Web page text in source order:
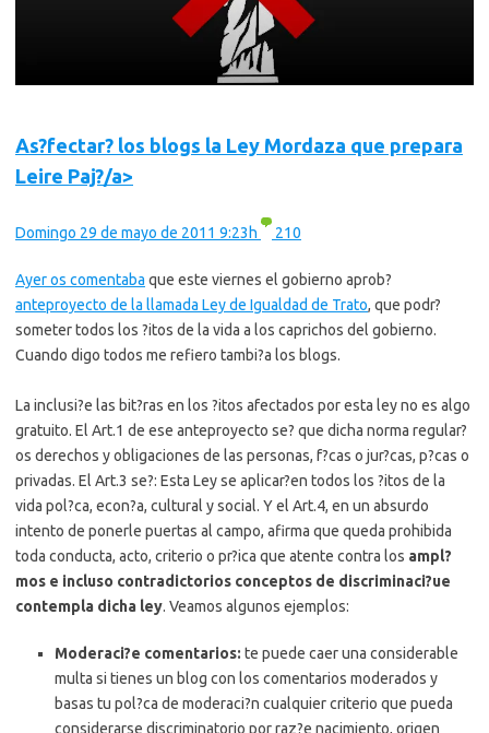
As?fectar? los blogs la Ley Mordaza que prepara
Leire Paj?/a>
Domingo 29 de mayo de 2011 9:23h 210
Ayer os comentaba que este viernes el gobierno aprob?
anteproyecto de la llamada Ley de Igualdad de Trato, que podr?
someter todos los ?itos de la vida a los caprichos del gobierno.
Cuando digo todos me refiero tambi?a los blogs.
La inclusi?e las bit?ras en los ?itos afectados por esta ley no es algo
gratuito. El Art.1 de ese anteproyecto se? que dicha norma regular?
os derechos y obligaciones de las personas, f?cas o jur?cas, p?cas o
privadas. El Art.3 se?: Esta Ley se aplicar?en todos los ?itos de la
vida pol?ca, econ?a, cultural y social. Y el Art.4, en un absurdo
intento de ponerle puertas al campo, afirma que queda prohibida
toda conducta, acto, criterio o pr?ica que atente contra los ampl?
mos e incluso contradictorios conceptos de discriminaci?ue
contempla dicha ley. Veamos algunos ejemplos:
Moderaci?e comentarios: te puede caer una considerable
multa si tienes un blog con los comentarios moderados y
basas tu pol?ca de moderaci?n cualquier criterio que pueda
considerarse discriminatorio por raz?e nacimiento, origen